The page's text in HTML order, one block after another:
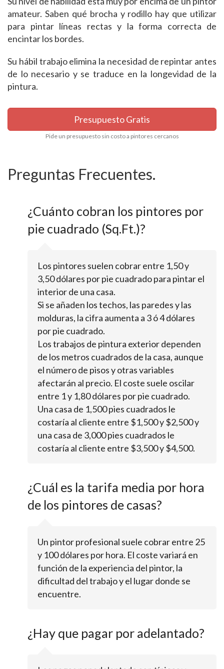
amateur. Saben qué brocha y rodillo hay que utilizar
para pintar líneas rectas y la forma correcta de
encintar los bordes.
Su hábil trabajo elimina la necesidad de repintar antes
de lo necesario y se traduce en la longevidad de la
pintura.
Presupuesto Gratis
Pide un presupuesto sin costo a pintores cercanos
Preguntas Frecuentes.
¿Cuánto cobran los pintores por
pie cuadrado (Sq.Ft.)?
Los pintores suelen cobrar entre 1,50 y
3,50 dólares por pie cuadrado para pintar el
interior de una casa.
Si se añaden los techos, las paredes y las
molduras, la cifra aumenta a 3 ó 4 dólares
por pie cuadrado.
Los trabajos de pintura exterior dependen
de los metros cuadrados de la casa, aunque
el número de pisos y otras variables
afectarán al precio. El coste suele oscilar
entre 1 y 1,80 dólares por pie cuadrado.
Una casa de 1,500 pies cuadrados le
costaría al cliente entre $1,500 y $2,500 y
una casa de 3,000 pies cuadrados le
costaría al cliente entre $3,500 y $4,500.
¿Cuál es la tarifa media por hora
de los pintores de casas?
Un pintor profesional suele cobrar entre 25
y 100 dólares por hora. El coste variará en
función de la experiencia del pintor, la
dificultad del trabajo y el lugar donde se
encuentre.
¿Hay que pagar por adelantado?